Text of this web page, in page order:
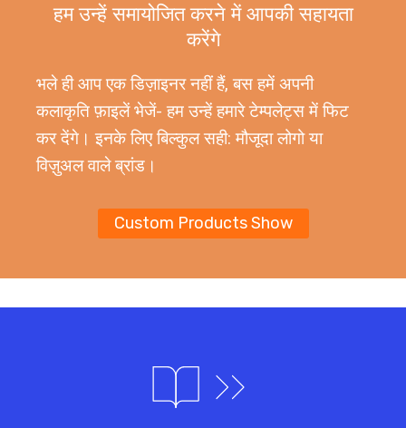
हम उन्हें समायोजित करने में आपकी सहायता
करेंगे
भले ही आप एक डिज़ाइनर नहीं हैं, बस हमें अपनी
कलाकृति फ़ाइलें भेजें- हम उन्हें हमारे टेम्पलेट्स में फिट
कर देंगे। इनके लिए बिल्कुल सही: मौजूदा लोगो या
विज़ुअल वाले ब्रांड।
Custom Products Show